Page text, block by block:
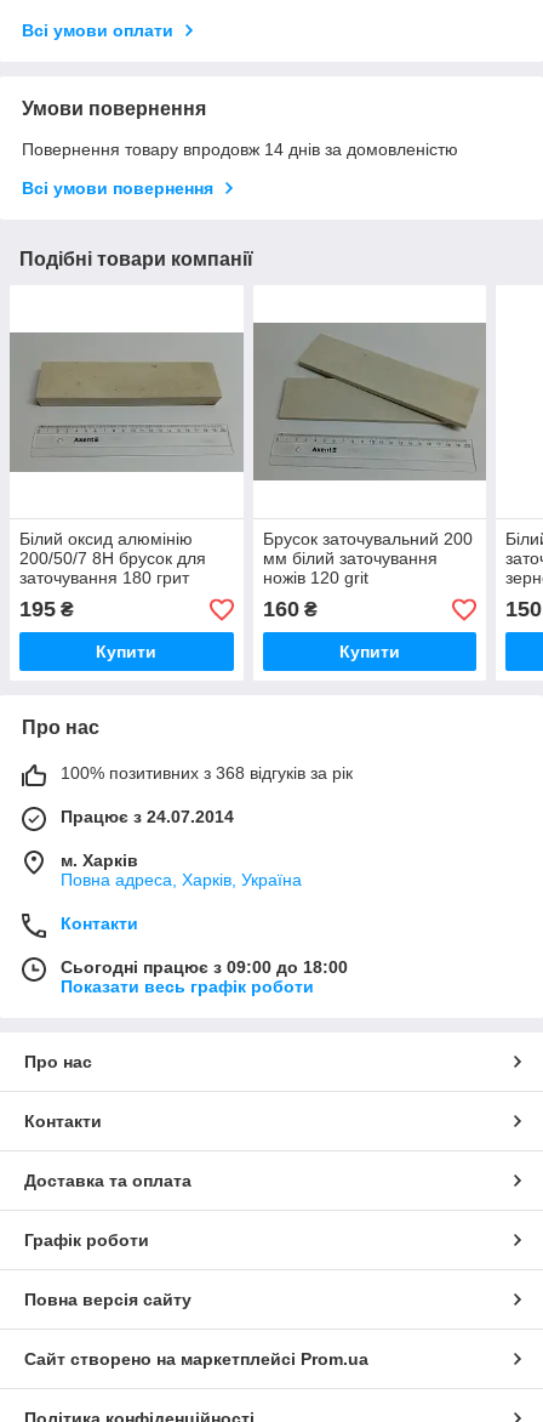
Всі умови оплати
Умови повернення
Повернення товару впродовж 14 днів за домовленістю
Всі умови повернення
Подібні товари компанії
Білий оксид алюмінію
200/50/7 8Н брусок для
заточування 180 грит
195 ₴
Купити
Брусок заточувальний 200
мм білий заточування
ножів 120 grit
160₴
Купити
150
Про нас
100% позитивних з 368 відгуків за рік
Працює з 24.07.2014
м. Харків
Повна адреса, Харків, Україна
Контакти
Сьогодні працює з 09:00 до 18:00
Показати весь графік роботи
Про нас
Контакти
Доставка та оплата
Графік роботи
Повна версія сайту
Сайт створено на маркетплейсі Prom.ua